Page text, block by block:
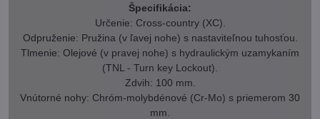
Špecifikácia:
Určenie: Cross-country (XC).
Odpruženie: Pružina (v ľavej nohe) s nastaviteľnou tuhosťou.
Tlmenie: Olejové (v pravej nohe) s hydraulickým uzamykaním
(TNL - Turn key Lockout).
Zdvih: 100 mm.
Vnútorné nohy: Chróm-molybdénové (Cr-Mo) s priemerom 30
mm.